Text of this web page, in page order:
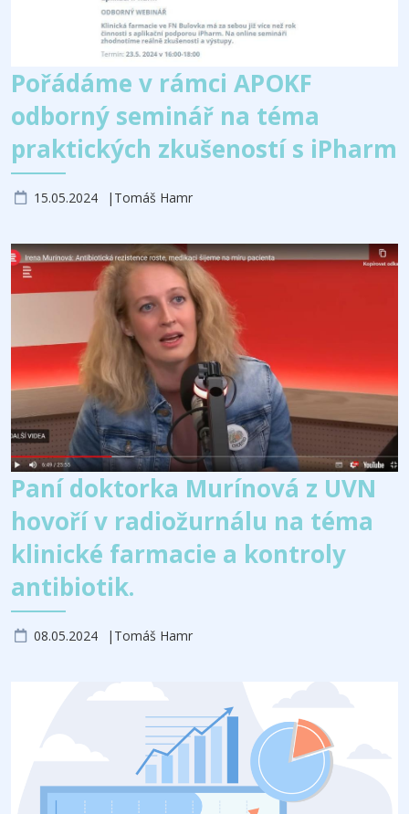
Pořádáme v rámci APOKF
odborný seminář na téma
praktických zkušeností s iPharm
15.05.2024 Tomáš Hamr
Paní doktorka Murínová z UVN
hovoří v radiožurnálu na téma
klinické farmacie a kontroly
antibiotik.
08.05.2024 Tomáš Hamr